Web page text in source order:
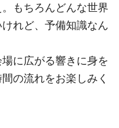
もちろんどんな世界
れど、予備知識なん
に広がる響きに身を
の流れをお楽しみく